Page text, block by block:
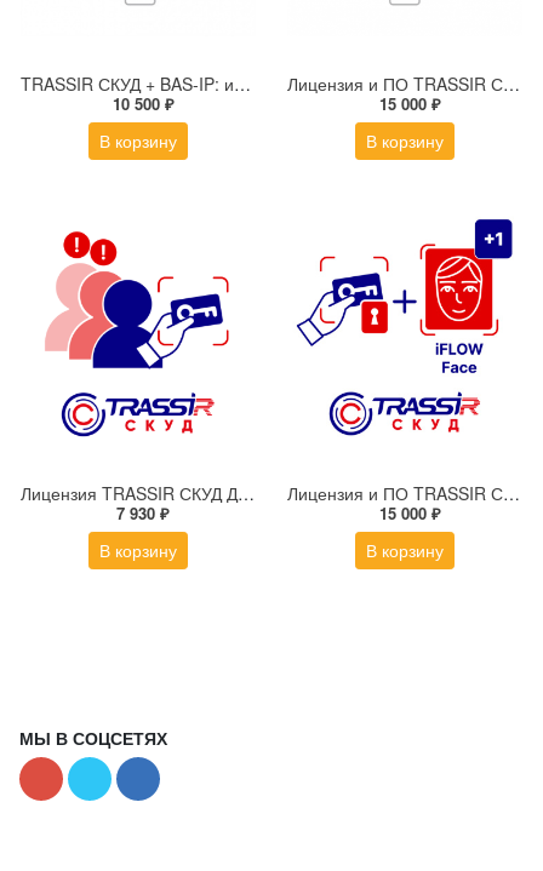
TRASSIR СКУД + BAS-IP: интеграция для подключения домофонной панели к серверу TRASSIR
10 500 ₽
В корзину
Лицензия и ПО TRASSIR СКУД + 1 HiWatch Face
15 000 ₽
В корзину
Лицензия TRASSIR СКУД Детектирование нарушений проходов
7 930 ₽
В корзину
Лицензия и ПО TRASSIR СКУД + 1 iFLOW Face
15 000 ₽
В корзину
МЫ В СОЦСЕТЯХ